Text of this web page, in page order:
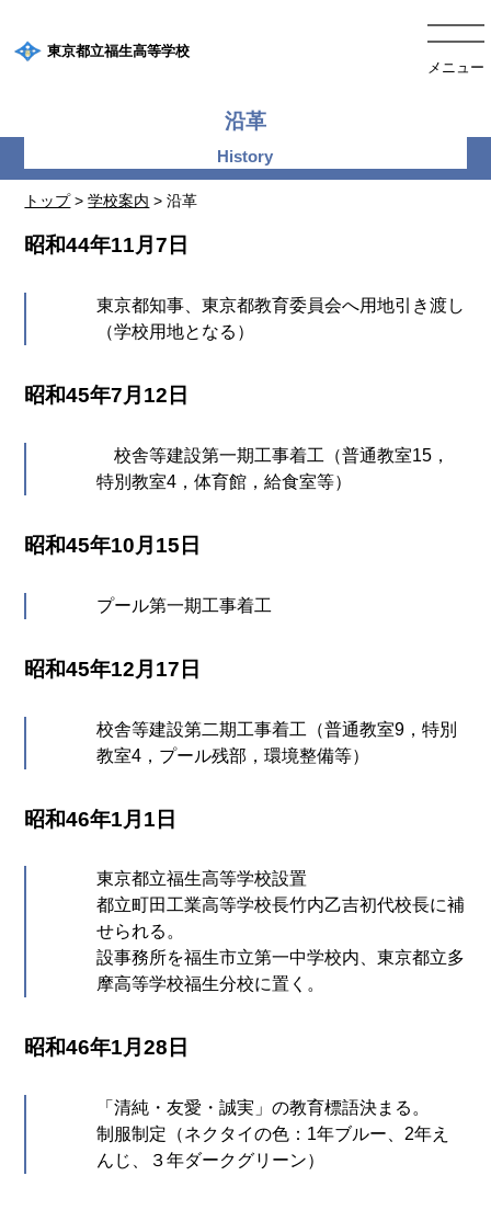
東京都立福生高等学校
メニュー
トップ>学校案内 > 沿革
沿革
昭和44年11月7日
東京都知事、東京都教育委員会へ用地引き渡し
（学校用地となる）
昭和45年7月12日
校舎等建設第一期工事着工（普通教室15，
特別教室4，体育館，給食室等）
昭和45年10月15日
プール第一期工事着工
昭和45年12月17日
校舎等建設第二期工事着工（普通教室9，特別
教室4，プール残部，環境整備等）
昭和46年1月1日
東京都立福生高等学校設置
都立町田工業高等学校長竹内乙吉初代校長に補
せられる。
設事務所を福生市立第一中学校内、東京都立多
摩高等学校福生分校に置く。
昭和46年1月28日
「清純・友愛・誠実」の教育標語決まる。
制服制定（ネクタイの色：1年ブルー、2年え
んじ、３年ダークグリーン）